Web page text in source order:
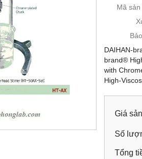
Mã
DAIHAN-
brand®
with
High-
Giá
Số
Tổng